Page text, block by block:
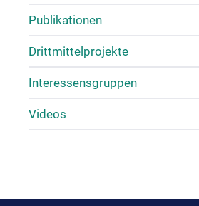
Publikationen
Drittmittelprojekte
Interessensgruppen
Videos